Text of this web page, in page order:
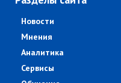
Новости
Мнения
Аналитика
Сервисы